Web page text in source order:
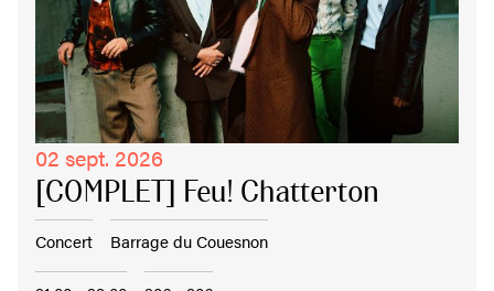
02 sept. 2026
[COMPLET] Feu! Chatterton
Concert Barrage du Couesnon